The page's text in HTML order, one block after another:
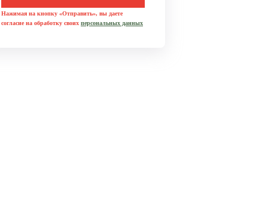
Нажимая на кнопку «Отправить», вы даете
согласие на обработку своих персональных данных